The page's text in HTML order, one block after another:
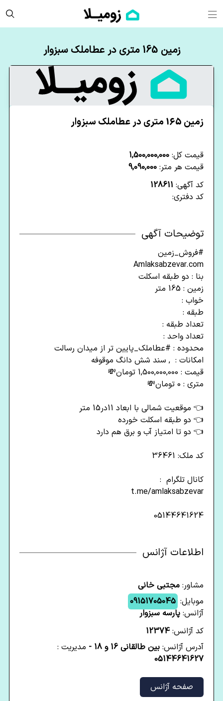
زمین 165 متری در عطاملک سبزوار
زمین 165 متری در عطاملک سبزوار
قیمت کل: 1,500,000,000
قیمت هر متر: 9,090,000
کد آگهی: 128611
کد دفتری:
توضیحات آگهی
#فروش_زمین
Amlaksabzevar.com
بنا : دو طبقه اسکلت
زمین : 165 متر
خواب :
طبقه :
تعداد طبقه :
تعداد واحد :
محدوده : #عطاملک_پایین تر از میدان رسالت
امکانات : , سند شش دانگ موقوفه
قیمت : 1,500,000,000 تومان💸
متری : 0 تومان💸
👈 موقعیت شمالی با ابعاد 11در15 متر
👈 دو طبقه اسکلت خورده
👈 دو تا امتیاز آب و برق هم دارد
کد ملک: 36461
کانال تلگرام :
t.me/amlaksabzevar
05144641624
اطلاعات آژانس
مشاور: مجتبی خانی
موبایل: 09151705045
آژانس: پارسه سبزوار
کد آژانس: 12374
آدرس آژانس: بین طالقانی 16 و 18 -
مدیریت :
05144641627
صفحه آژانس